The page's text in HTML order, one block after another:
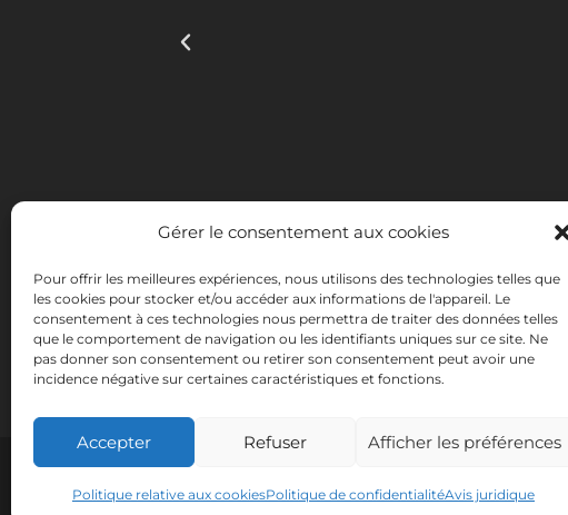
Gérer le consentement aux cookies
Pour offrir les meilleures expériences, nous utilisons des technologies telles que
les cookies pour stocker et/ou accéder aux informations de l'appareil. Le
consentement à ces technologies nous permettra de traiter des données telles
que le comportement de navigation ou les identifiants uniques sur ce site. Ne
pas donner son consentement ou retirer son consentement peut avoir une
incidence négative sur certaines caractéristiques et fonctions.
Accepter Refuser Afficher les préférences
Politique relative aux cookiesPolitique de confidentialitéAvis juridique
INSTITUTO HISPANICO DE MURCIA, SOCIEDAD
qualité des technologies de l'information et de la
Site Internet. La présente mesure a eu